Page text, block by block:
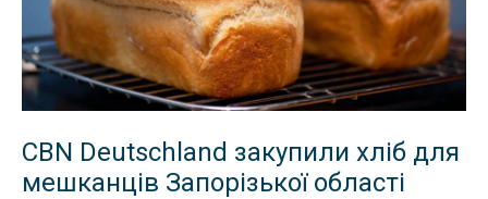
CBN Deutschland закупили хліб для
мешканців Запорізької області